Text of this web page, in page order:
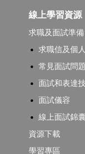
線上學習資源
求職及面試準備
求職信及個
常見面試問題
面試和表達
面試儀容
線上面試錦囊
資源下載
學習專區